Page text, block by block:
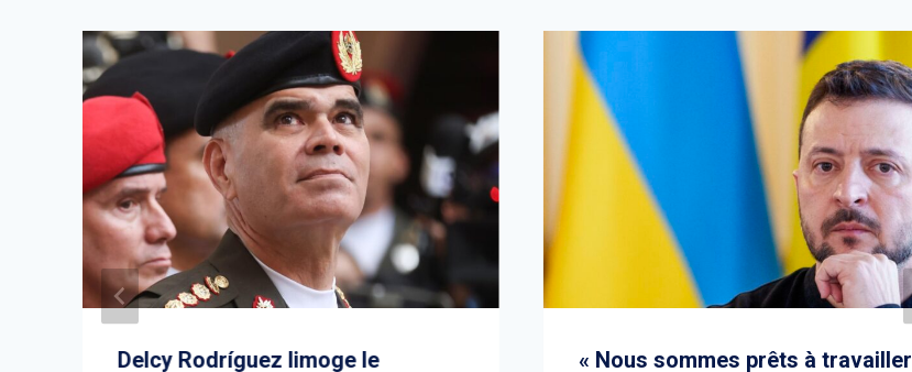
Delcy Rodríguez limoge le « Nous sommes prêts à travailler